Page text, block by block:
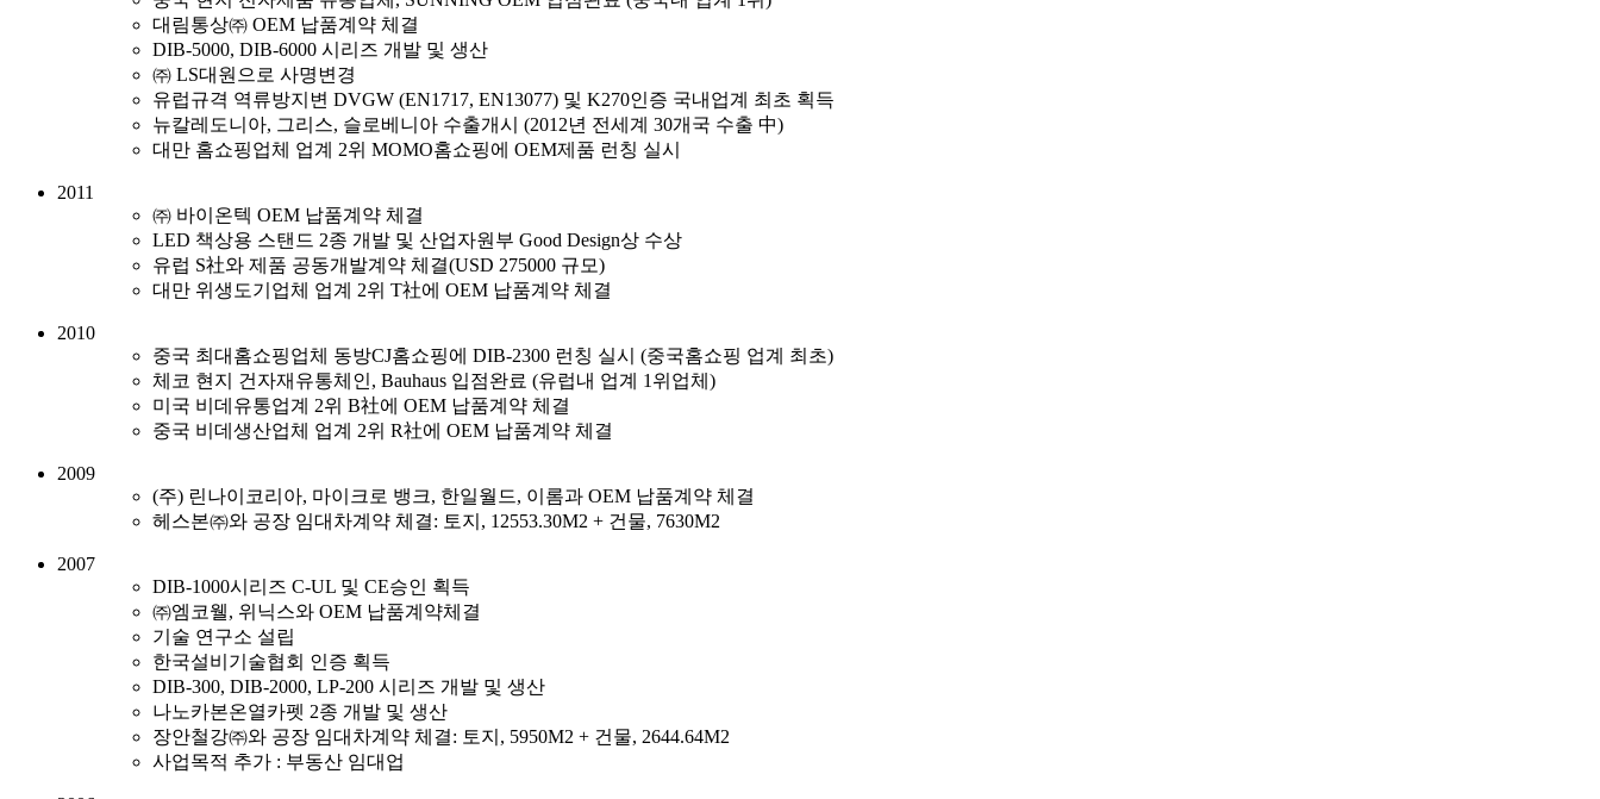
대림통상㈜ OEM 납품계약 체결
DIB-5000, DIB-6000 시리즈 개발 및 생산
㈜ LS대원으로 사명변경
유럽규격 역류방지변 DVGW (EN1717, EN13077) 및 K270인증 국내업계 최초 획득
뉴칼레도니아, 그리스, 슬로베니아 수출개시 (2012년 전세계 30개국 수출 中)
대만 홈쇼핑업체 업계 2위 MOMO홈쇼핑에 OEM제품 런칭 실시
2011
㈜ 바이온텍 OEM 납품계약 체결
LED 책상용 스탠드 2종 개발 및 산업자원부 Good Design상 수상
유럽 S社와 제품 공동개발계약 체결(USD 275000 규모)
대만 위생도기업체 업계 2위 T社에 OEM 납품계약 체결
2010
중국 최대홈쇼핑업체 동방CJ홈쇼핑에 DIB-2300 런칭 실시 (중국홈쇼핑 업계 최초)
체코 현지 건자재유통체인, Bauhaus 입점완료 (유럽내 업계 1위업체)
미국 비데유통업계 2위 B社에 OEM 납품계약 체결
중국 비데생산업체 업계 2위 R社에 OEM 납품계약 체결
2009
(주) 린나이코리아, 마이크로 뱅크, 한일월드, 이롬과 OEM 납품계약 체결
헤스본㈜와 공장 임대차계약 체결: 토지, 12553.30M2 + 건물, 7630M2
2007
DIB-1000시리즈 C-UL 및 CE승인 획득
㈜엠코웰, 위닉스와 OEM 납품계약체결
기술 연구소 설립
한국설비기술협회 인증 획득
DIB-300, DIB-2000, LP-200 시리즈 개발 및 생산
나노카본온열카펫 2종 개발 및 생산
장안철강㈜와 공장 임대차계약 체결: 토지, 5950M2 + 건물, 2644.64M2
사업목적 추가 : 부동산 임대업